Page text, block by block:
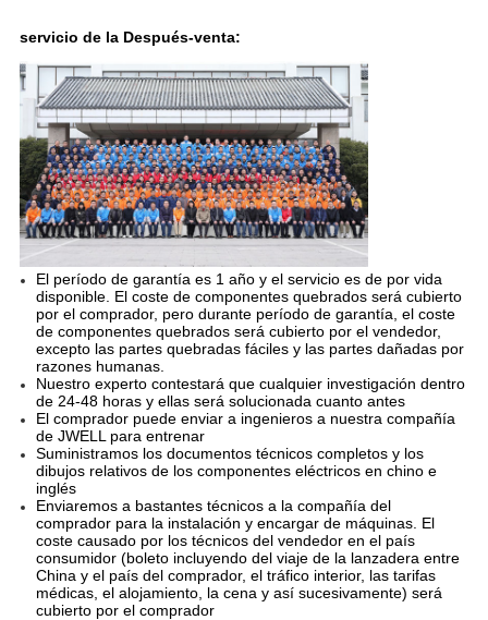
servicio de la Después-venta:
El período de garantía es 1 año y el servicio es de por vida
disponible. El coste de componentes quebrados será cubierto
por el comprador, pero durante período de garantía, el coste
de componentes quebrados será cubierto por el vendedor,
excepto las partes quebradas fáciles y las partes dañadas por
razones humanas.
Nuestro experto contestará que cualquier investigación dentro
de 24-48 horas y ellas será solucionada cuanto antes
El comprador puede enviar a ingenieros a nuestra compañía
de JWELL para entrenar
Suministramos los documentos técnicos completos y los
dibujos relativos de los componentes eléctricos en chino e
inglés
Enviaremos a bastantes técnicos a la compañía del
comprador para la instalación y encargar de máquinas. El
coste causado por los técnicos del vendedor en el país
consumidor (boleto incluyendo del viaje de la lanzadera entre
China y el país del comprador, el tráfico interior, las tarifas
médicas, el alojamiento, la cena y así sucesivamente) será
cubierto por el comprador